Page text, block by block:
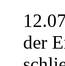
der